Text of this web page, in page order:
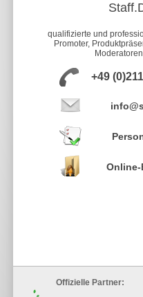
qualifizierte und
Promoter,
+49
Online-
Offizielle Partner: